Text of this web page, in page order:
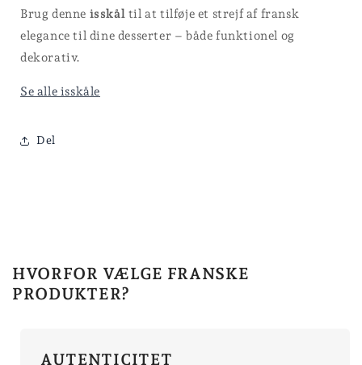
Brug denne isskål til at tilføje et strejf af fransk
elegance til dine desserter – både funktionel og
dekorativ.
Se alle isskåle
Del
HVORFOR VÆLGE FRANSKE
PRODUKTER?
AUTENTICITET